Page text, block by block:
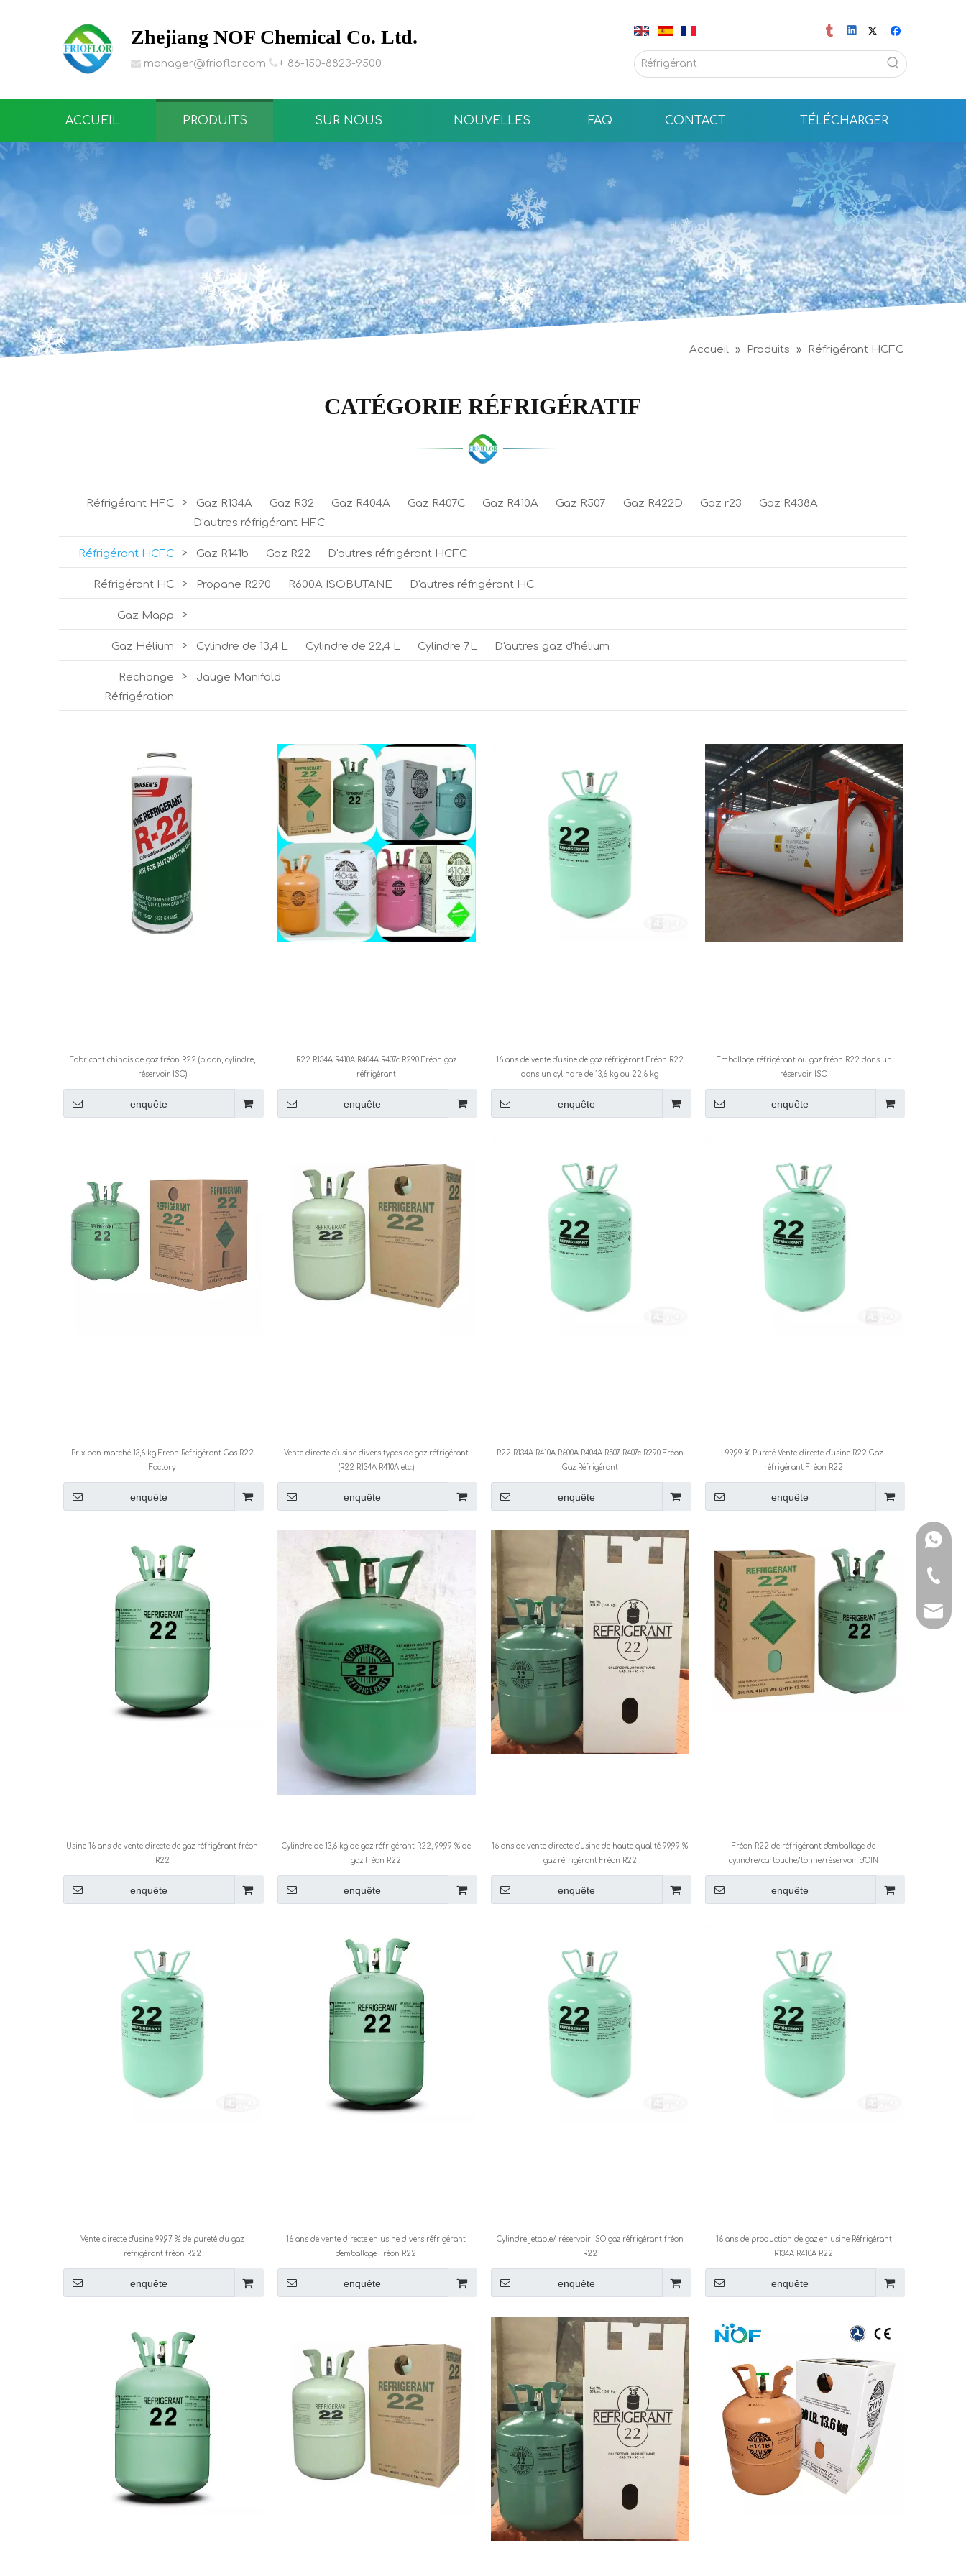
Zhejiang NOF Chemical Co. Ltd.
 manager@frioflor.com + 86-150-8823-9500
ACCUEIL PRODUITS SUR NOUS NOUVELLES FAQ CONTACT TÉLÉCHARGER
Accueil » Produits » Réfrigérant HCFC
CATÉGORIE RÉFRIGÉRATIF
Réfrigérant HFC > Gaz R134A Gaz R32 Gaz R404A Gaz R407C Gaz R410A Gaz R507 Gaz R422D Gaz r23
Gaz R438A
D'autres réfrigérant HFC
Réfrigérant HCFC > Gaz R141b Gaz R22 D'autres réfrigérant HCFC
Réfrigérant HC > Propane R290 R600A ISOBUTANE D'autres réfrigérant HC
Gaz Mapp >
Gaz Hélium > Cylindre de 13,4 L Cylindre de 22,4 L Cylindre 7L D'autres gaz d'hélium
Rechange
Réfrigération
> Jauge Manifold
Fabricant chinois de gaz fréon R22 (bidon, cylindre,
réservoir ISO)
enquête
R22 R134A R410A R404A R407c R290 Fréon gaz
réfrigérant
enquête
16 ans de vente d'usine de gaz réfrigérant Fréon R22
dans un cylindre de 13,6 kg ou 22,6 kg
enquête
Emballage réfrigérant au gaz fréon R22 dans un
réservoir ISO
enquête
Prix ​​bon marché 13,6 kg Freon Refrigérant Gas R22
Factory
enquête
Vente directe d'usine divers types de gaz réfrigérant
(R22 R134A R410A etc.)
enquête
R22 R134A R410A R600A R404A R507 R407c R290 Fréon
Gaz Réfrigérant
enquête
99,99 % Pureté Vente directe d'usine R22 Gaz
réfrigérant Fréon R22
enquête
Usine 16 ans de vente directe de gaz réfrigérant fréon
R22
enquête
Cylindre de 13,6 kg de gaz réfrigérant R22, 99,99 % de
gaz fréon R22
enquête
16 ans de vente directe d'usine de haute qualité 99,99 %
gaz réfrigérant Fréon R22
enquête
Fréon R22 de réfrigérant d'emballage de
cylindre/cartouche/tonne/réservoir d'OIN
enquête
Vente directe d'usine 99,97 % de pureté du gaz
réfrigérant fréon R22
enquête
16 ans de vente directe en usine divers réfrigérant
d'emballage Fréon R22
enquête
Cylindre jetable/ réservoir ISO gaz réfrigérant fréon
R22
enquête
16 ans de production de gaz en usine Réfrigérant
R134A R410A R22
enquête
+ 86-
+ 86-